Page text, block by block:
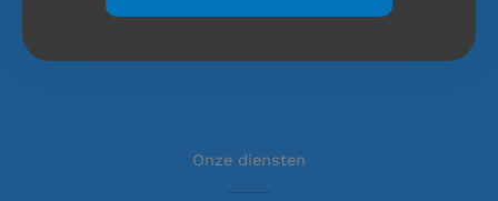
Onze diensten